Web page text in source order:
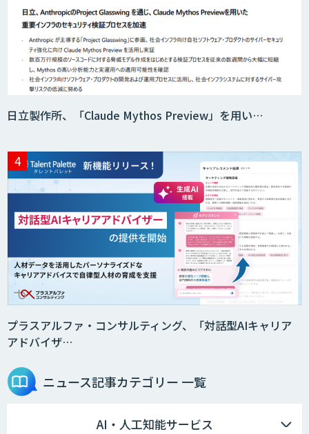
日立製作所、「Claude Mythos Preview」を用い…
プラスアルファ・コンサルティング、「対話型AIキャリア
アドバイザ…
ニュース記事カテゴリー 一覧
AI・人工知能サービス